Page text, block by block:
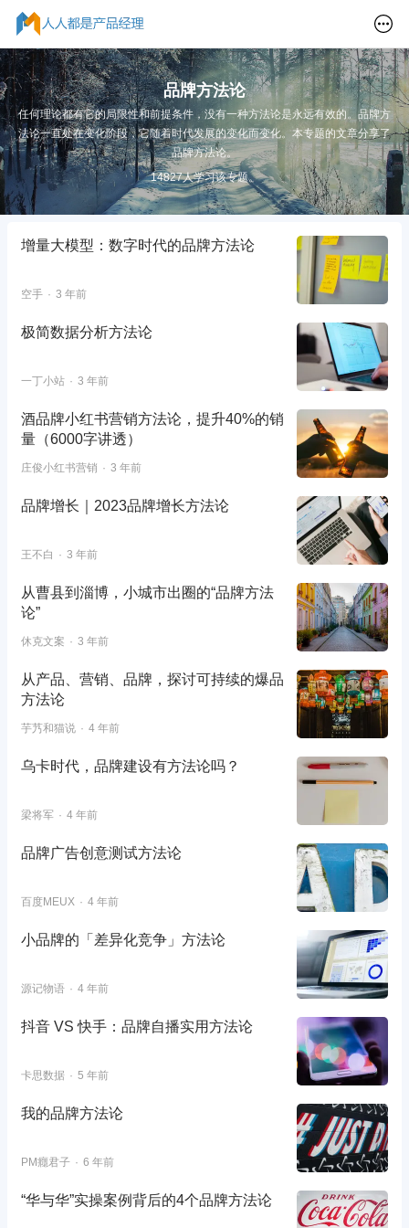
品牌方法论
任何理论都有它的局限性和前提条件，没有一种方法论是永远有效的。品牌方
法论一直处在变化阶段，它随着时代发展的变化而变化。本专题的文章分享了
品牌方法论。
14827人学习该专题。
增量大模型：数字时代的品牌方法论
空手 3 年前
极简数据分析方法论
一丁小站 3 年前
酒品牌小红书营销方法论，提升40%的销
量（6000字讲透）
庄俊小红书营销 3 年前
品牌增长｜2023品牌增长方法论
王不白 3 年前
从曹县到淄博，小城市出圈的“品牌方法
论”
休克文案 3 年前
从产品、营销、品牌，探讨可持续的爆品
方法论
芋艿和猫说 4 年前
乌卡时代，品牌建设有方法论吗？
梁将军 4 年前
品牌广告创意测试方法论
百度MEUX 4 年前
小品牌的「差异化竞争」方法论
源记物语 4 年前
抖音 VS 快手：品牌自播实用方法论
卡思数据 5 年前
我的品牌方法论
PM癮君子 6 年前
“华与华”实操案例背后的4个品牌方法论